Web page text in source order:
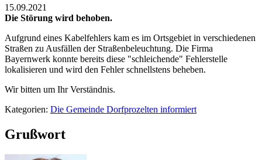
15.09.2021
Die Störung wird behoben.
Aufgrund eines Kabelfehlers kam es im Ortsgebiet in verschiedenen
Straßen zu Ausfällen der Straßenbeleuchtung. Die Firma
Bayernwerk konnte bereits diese "schleichende" Fehlerstelle
lokalisieren und wird den Fehler schnellstens beheben.
Wir bitten um Ihr Verständnis.
Kategorien: Die Gemeinde Dorfprozelten informiert
Grußwort